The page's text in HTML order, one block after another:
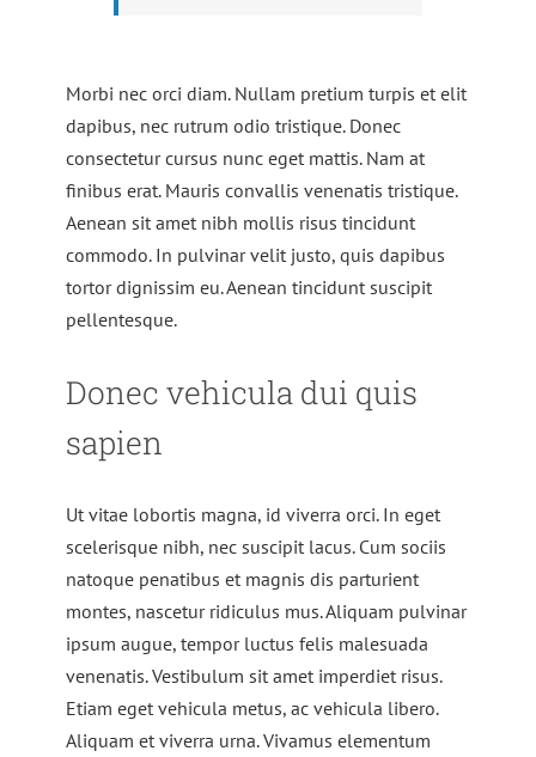
Morbi nec orci diam. Nullam pretium turpis et elit
dapibus, nec rutrum odio tristique. Donec
consectetur cursus nunc eget mattis. Nam at
finibus erat. Mauris convallis venenatis tristique.
Aenean sit amet nibh mollis risus tincidunt
commodo. In pulvinar velit justo, quis dapibus
tortor dignissim eu. Aenean tincidunt suscipit
pellentesque.
Donec vehicula dui quis
sapien
Ut vitae lobortis magna, id viverra orci. In eget
scelerisque nibh, nec suscipit lacus. Cum sociis
natoque penatibus et magnis dis parturient
montes, nascetur ridiculus mus. Aliquam pulvinar
ipsum augue, tempor luctus felis malesuada
venenatis. Vestibulum sit amet imperdiet risus.
Etiam eget vehicula metus, ac vehicula libero.
Aliquam et viverra urna. Vivamus elementum